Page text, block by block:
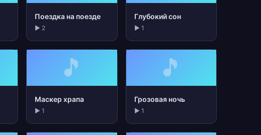
Поездка на поезде
▶ 2
Глубокий сон
▶ 1
🎵
Маскер храпа
▶ 1
🎵
Грозовая ночь
▶ 1